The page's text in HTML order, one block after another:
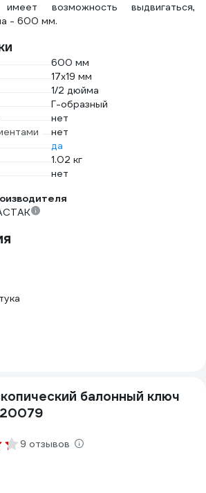
возможность выдвигаться,
- 600 мм.
600 мм
17х19 мм
1/2 дюйма
Г-образный
нет
нет
да
1.02 кг
нет
балонный ключ
9 отзывов